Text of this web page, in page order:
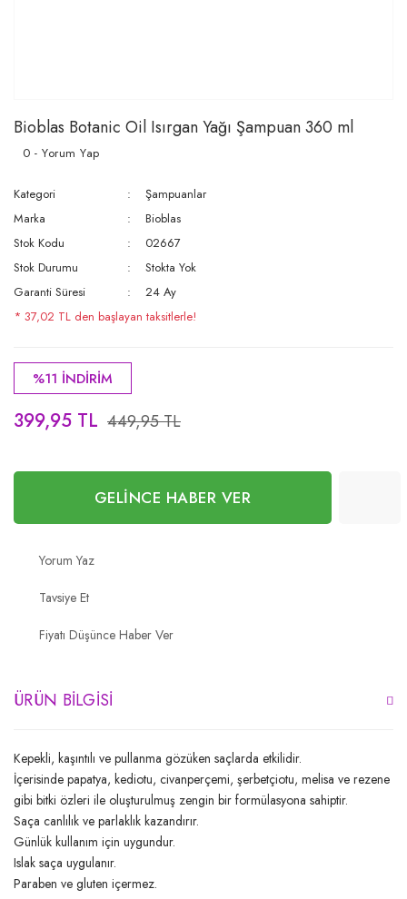
Bioblas Botanic Oil Isırgan Yağı Şampuan 360 ml
0 - Yorum Yap
Kategori
Şampuanlar
Marka
Bioblas
Stok Kodu
02667
Stok Durumu
Stokta Yok
Garanti Süresi
24 Ay
* 37,02 TL den başlayan taksitlerle!
%11 İNDİRİM
399,95 TL 449,95 TL
GELİNCE HABER VER
Yorum Yaz
Tavsiye Et
Fiyatı Düşünce Haber Ver
ÜRÜN BILGISI
Kepekli, kaşıntılı ve pullanma gözüken saçlarda etkilidir.
İçerisinde papatya, kediotu, civanperçemi, şerbetçiotu, melisa ve rezene
gibi bitki özleri ile oluşturulmuş zengin bir formülasyona sahiptir.
Saça canlılık ve parlaklık kazandırır.
Günlük kullanım için uygundur.
Islak saça uygulanır.
Paraben ve gluten içermez.